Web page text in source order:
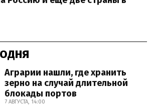
Аграрии нашли, где хранить
зерно на случай длительной
блокады портов
7 АВГУСТА, 14:00